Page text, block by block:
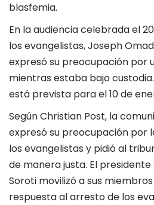
blasfemia.
En la audiencia celebrada el
los evangelistas, Joseph
expresó su preocupación por
mientras estaba bajo
está prevista para el 10 de
Según Christian Post, la
expresó su preocupación por
los evangelistas y pidió al
de manera justa. El presidente
Soroti movilizó a sus
respuesta al arresto de los